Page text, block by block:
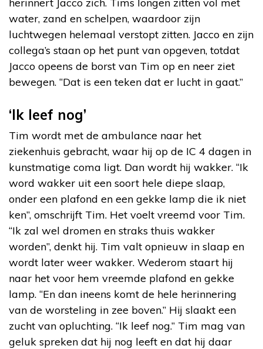
water, zand en schelpen, waardoor zijn
luchtwegen helemaal verstopt zitten. Jacco en zijn
collega’s staan op het punt van opgeven, totdat
Jacco opeens de borst van Tim op en neer ziet
bewegen. “Dat is een teken dat er lucht in gaat.”
‘Ik leef nog’
Tim wordt met de ambulance naar het
ziekenhuis gebracht, waar hij op de IC 4 dagen in
kunstmatige coma ligt. Dan wordt hij wakker. “Ik
word wakker uit een soort hele diepe slaap,
onder een plafond en een gekke lamp die ik niet
ken”, omschrijft Tim. Het voelt vreemd voor Tim.
“Ik zal wel dromen en straks thuis wakker
worden”, denkt hij. Tim valt opnieuw in slaap en
wordt later weer wakker. Wederom staart hij
naar het voor hem vreemde plafond en gekke
lamp. “En dan ineens komt de hele herinnering
van de worsteling in zee boven.” Hij slaakt een
zucht van opluchting. “Ik leef nog.” Tim mag van
geluk spreken dat hij nog leeft en dat hij daar